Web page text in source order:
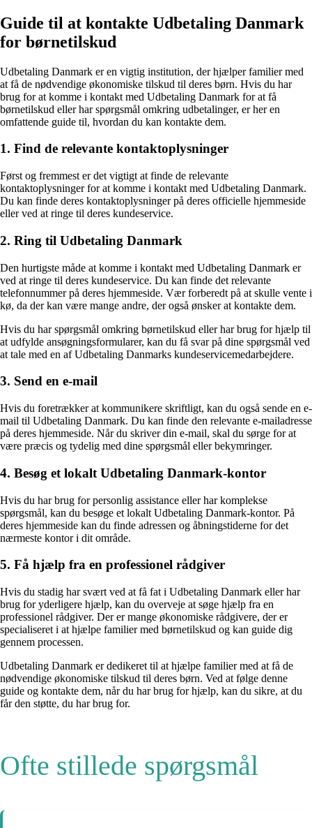
Guide til at kontakte Udbetaling Danmark
for børnetilskud
Udbetaling Danmark er en vigtig institution, der hjælper familier med
at få de nødvendige økonomiske tilskud til deres børn. Hvis du har
brug for at komme i kontakt med Udbetaling Danmark for at få
børnetilskud eller har spørgsmål omkring udbetalinger, er her en
omfattende guide til, hvordan du kan kontakte dem.
1. Find de relevante kontaktoplysninger
Først og fremmest er det vigtigt at finde de relevante
kontaktoplysninger for at komme i kontakt med Udbetaling Danmark.
Du kan finde deres kontaktoplysninger på deres officielle hjemmeside
eller ved at ringe til deres kundeservice.
2. Ring til Udbetaling Danmark
Den hurtigste måde at komme i kontakt med Udbetaling Danmark er
ved at ringe til deres kundeservice. Du kan finde det relevante
telefonnummer på deres hjemmeside. Vær forberedt på at skulle vente i
kø, da der kan være mange andre, der også ønsker at kontakte dem.
Hvis du har spørgsmål omkring børnetilskud eller har brug for hjælp til
at udfylde ansøgningsformularer, kan du få svar på dine spørgsmål ved
at tale med en af Udbetaling Danmarks kundeservicemedarbejdere.
3. Send en e-mail
Hvis du foretrækker at kommunikere skriftligt, kan du også sende en e-
mail til Udbetaling Danmark. Du kan finde den relevante e-mailadresse
på deres hjemmeside. Når du skriver din e-mail, skal du sørge for at
være præcis og tydelig med dine spørgsmål eller bekymringer.
4. Besøg et lokalt Udbetaling Danmark-kontor
Hvis du har brug for personlig assistance eller har komplekse
spørgsmål, kan du besøge et lokalt Udbetaling Danmark-kontor. På
deres hjemmeside kan du finde adressen og åbningstiderne for det
nærmeste kontor i dit område.
5. Få hjælp fra en professionel rådgiver
Hvis du stadig har svært ved at få fat i Udbetaling Danmark eller har
brug for yderligere hjælp, kan du overveje at søge hjælp fra en
professionel rådgiver. Der er mange økonomiske rådgivere, der er
specialiseret i at hjælpe familier med børnetilskud og kan guide dig
gennem processen.
Udbetaling Danmark er dedikeret til at hjælpe familier med at få de
nødvendige økonomiske tilskud til deres børn. Ved at følge denne
guide og kontakte dem, når du har brug for hjælp, kan du sikre, at du
får den støtte, du har brug for.
Ofte stillede spørgsmål